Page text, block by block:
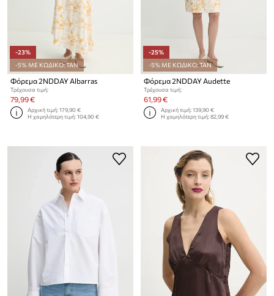
-23%
-5% ΜΕ ΚΩΔΙΚΟ: TAN
Φόρεμα 2NDDAY Albarras
Τρέχουσα τιμή:
79,99 €
Αρχική τιμή:179,90 €
Η χαμηλότερη τιμή:104,90 €
-25%
-5% ΜΕ ΚΩΔΙΚΟ: TAN
Φόρεμα 2NDDAY Audette
Τρέχουσα τιμή:
61,99 €
Αρχική τιμή:139,90 €
Η χαμηλότερη τιμή:82,99 €